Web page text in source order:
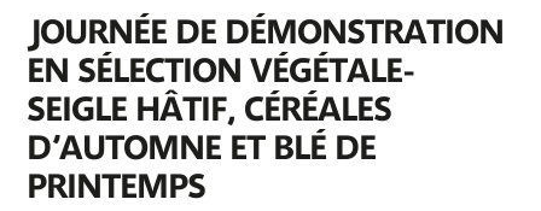
JOURNÉE DE DÉMONSTRATION
EN SÉLECTION VÉGÉTALE-
SEIGLE HÂTIF, CÉRÉALES
D’AUTOMNE ET BLÉ DE
PRINTEMPS